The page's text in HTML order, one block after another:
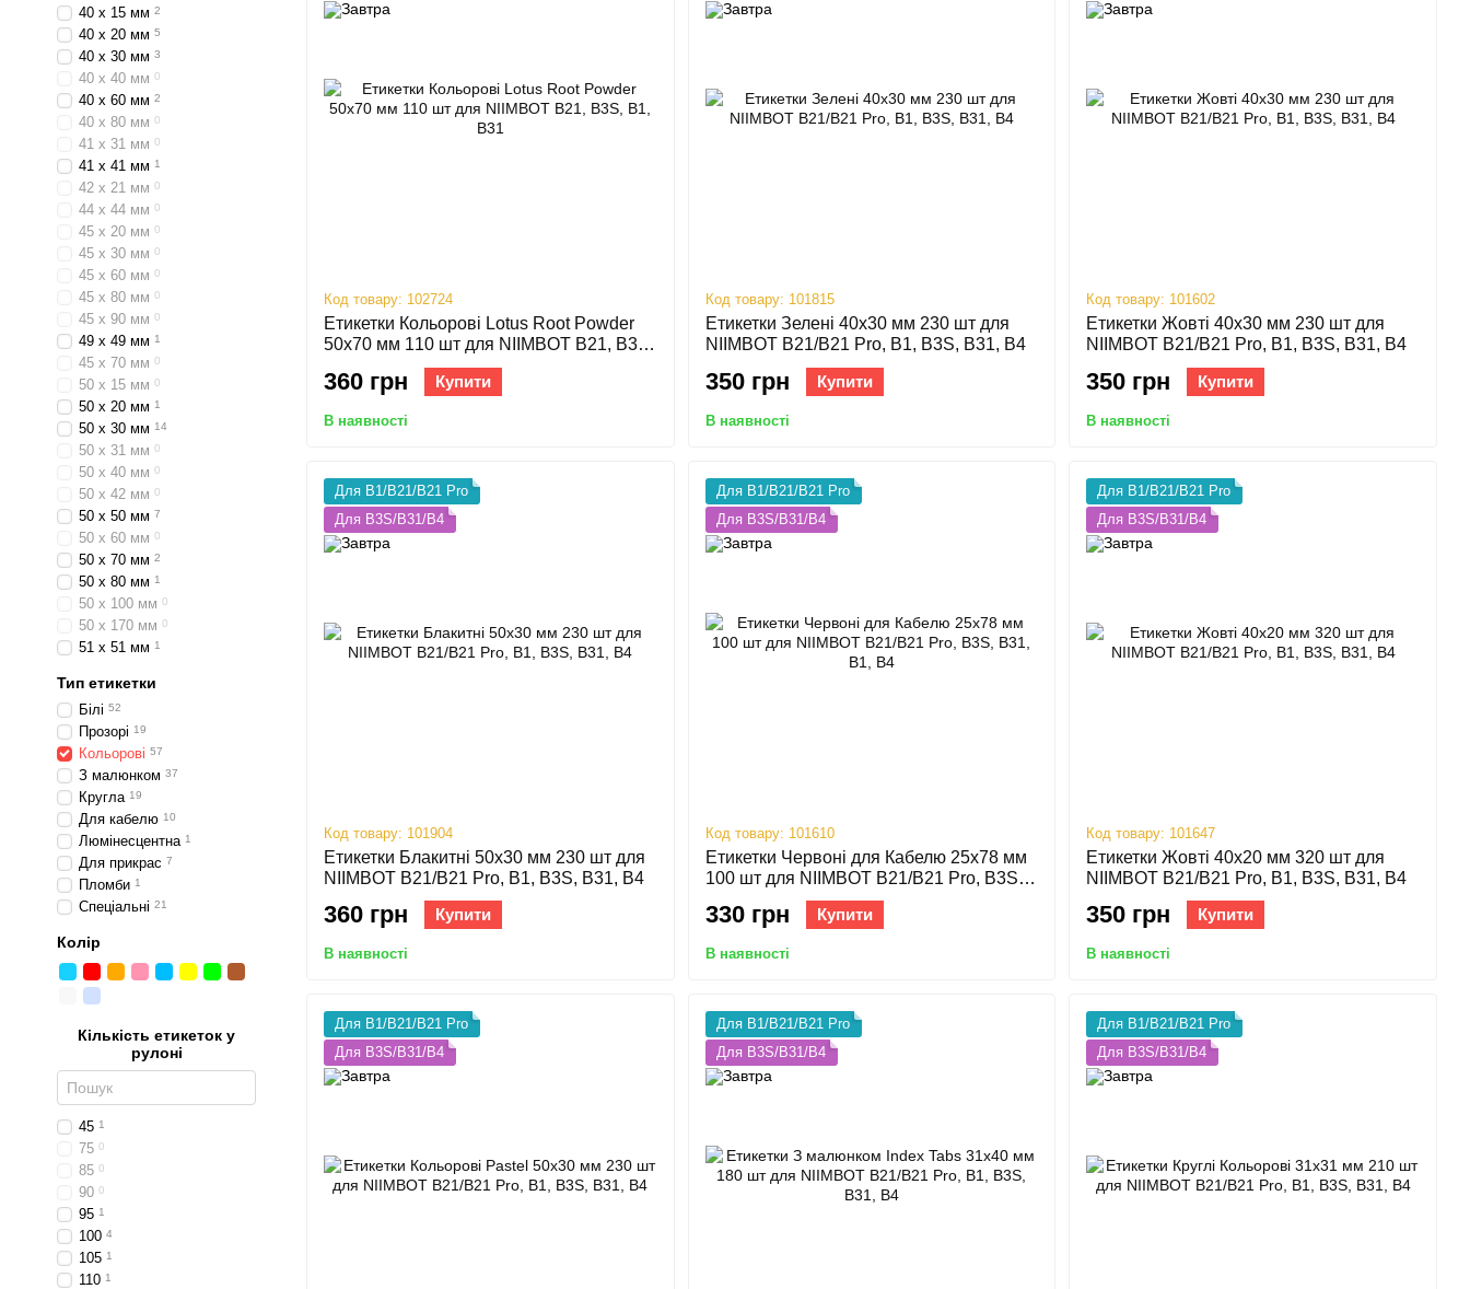
Код товару: 102724
Етикетки Кольорові Lotus Root Powder
50х70 мм 110 шт для NIIMBOT B21, B3S,
360 грн Купити
В наявності
Код товару: 101815
Етикетки Зелені 40х30 мм 230 шт для
NIIMBOT B21/B21 Pro, B1, B3S, B31, B4
350 грн Купити
В наявності
Код товару: 101602
Етикетки Жовті 40х30 мм 230 шт для
NIIMBOT B21/B21 Pro, B1, B3S, B31, B4
350 грн Купити
В наявності
Для B1/B21/B21 Pro
Для B3S/B31/B4
Код товару: 101904
Етикетки Блакитні 50х30 мм 230 шт для
NIIMBOT B21/B21 Pro, B1, B3S, B31, B4
360 грн Купити
В наявності
Для B1/B21/B21 Pro
Для B3S/B31/B4
Код товару: 101610
Етикетки Червоні для Кабелю 25х78 мм
100 шт для NIIMBOT В21/B21 Pro, B3S,
330 грн Купити
В наявності
Для B1/B21/B21 Pro
Для B3S/B31/B4
Код товару: 101647
Етикетки Жовті 40х20 мм 320 шт для
NIIMBOT B21/B21 Pro, B1, B3S, B31, B4
350 грн Купити
В наявності
Для B1/B21/B21 Pro
Для B3S/B31/B4
Для B1/B21/B21 Pro
Для B3S/B31/B4
Для B1/B21/B21 Pro
Для B3S/B31/B4
40 х 15 мм 2
40 х 20 мм 5
40 х 30 мм 3
40 х 40 мм 0
40 х 60 мм 2
40 х 80 мм 0
41 х 31 мм 0
41 х 41 мм 1
42 х 21 мм 0
44 х 44 мм 0
45 х 20 мм 0
45 х 30 мм 0
45 х 60 мм 0
45 х 80 мм 0
45 х 90 мм 0
49 х 49 мм 1
45 х 70 мм 0
50 х 15 мм 0
50 х 20 мм 1
50 х 30 мм 14
50 х 31 мм 0
50 х 40 мм 0
50 х 42 мм 0
50 х 50 мм 7
50 х 60 мм 0
50 х 70 мм 2
50 х 80 мм 1
50 х 100 мм 0
50 х 170 мм 0
51 х 51 мм 1
Тип етикетки
Білі 52
Прозорі 19
Кольорові 57
З малюнком 37
Кругла 19
Для кабелю 10
Люмінесцентна 1
Для прикрас 7
Пломби 1
Спеціальні 21
Колір
Кількість етикеток у
рулоні
45 1
75 0
85 0
90 0
95 1
100 4
105 1
110 1